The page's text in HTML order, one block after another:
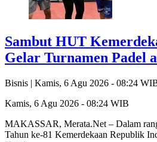
Sambut HUT
Gelar Turnamen Padel
Bisnis | Kamis, 6 Agu 2026 - 08:24
Kamis, 6 Agu 2026 - 08:24 WIB
MAKASSAR, Merata.Net – Dalam
Tahun ke-81 Kemerdekaan Republik